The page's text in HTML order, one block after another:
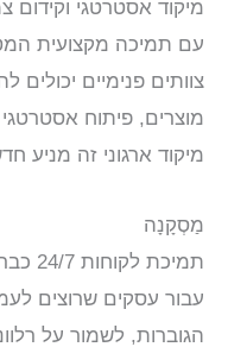
מיקוד אסטרטגי וקידום
עם תמיכה מקצועית
צוותים פנימיים יכולים
מוצרים, פיתוח אסטרטגי
מיקוד ארגוני זה מניע
מַסְקָנָה
עבור עסקים שרוצים
הגוברות, לשמור על